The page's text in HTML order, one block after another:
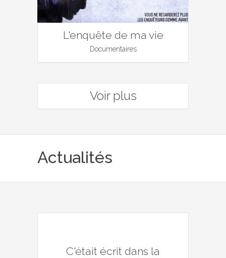
L'enquête de ma vie
Documentaires
Voir plus
Actualités
C'était écrit dans la